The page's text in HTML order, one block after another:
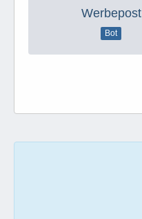
Werbepost
Bot